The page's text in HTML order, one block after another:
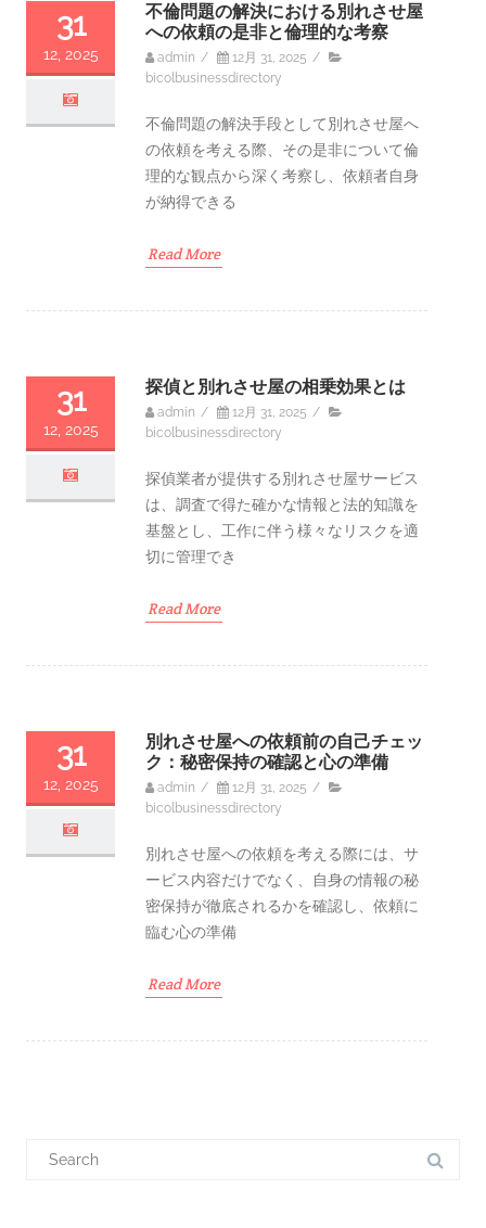
31
12, 2025
不倫問題の解決における別れさせ屋
への依頼の是非と倫理的な考察
admin / 12月 31, 2025 /
bicolbusinessdirectory
不倫問題の解決手段として別れさせ屋へ
の依頼を考える際、その是非について倫
理的な観点から深く考察し、依頼者自身
が納得できる
Read More
31
12, 2025
探偵と別れさせ屋の相乗効果とは
admin / 12月 31, 2025 /
bicolbusinessdirectory
探偵業者が提供する別れさせ屋サービス
は、調査で得た確かな情報と法的知識を
基盤とし、工作に伴う様々なリスクを適
切に管理でき
Read More
31
12, 2025
別れさせ屋への依頼前の自己チェッ
ク：秘密保持の確認と心の準備
admin / 12月 31, 2025 /
bicolbusinessdirectory
別れさせ屋への依頼を考える際には、サ
ービス内容だけでなく、自身の情報の秘
密保持が徹底されるかを確認し、依頼に
臨む心の準備
Read More